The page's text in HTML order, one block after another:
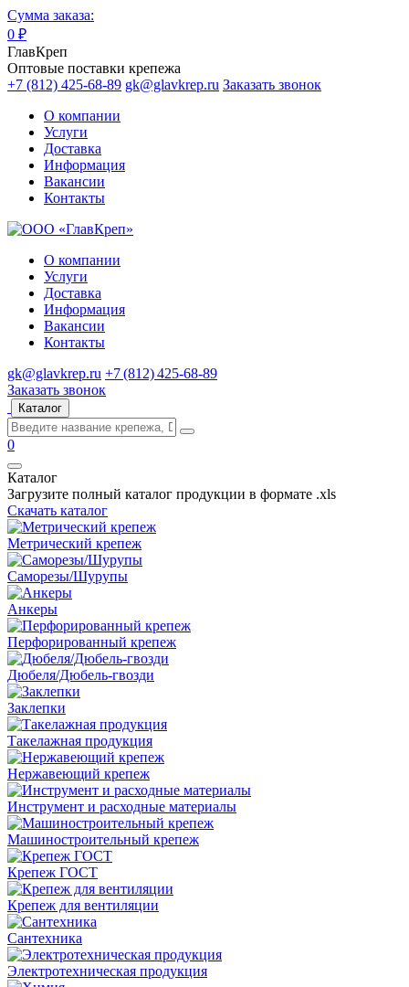
Сумма заказа:
0 ₽
ГлавКреп
Оптовые поставки крепежа
+7 (812) 425-68-89 gk@glavkrep.ru Заказать звонок
О компании
Услуги
Доставка
Информация
Вакансии
Контакты
О компании
Услуги
Доставка
Информация
Вакансии
Контакты
gk@glavkrep.ru +7 (812) 425-68-89
Заказать звонок
Каталог
0
Каталог
Загрузите полный каталог продукции в формате .xls
Скачать каталог
Метрический крепеж
Саморезы/Шурупы
Анкеры
Перфорированный крепеж
Дюбеля/Дюбель-гвозди
Заклепки
Такелажная продукция
Нержавеющий крепеж
Инструмент и расходные материалы
Машиностроительный крепеж
Крепеж ГОСТ
Крепеж для вентиляции
Сантехника
Электротехническая продукция